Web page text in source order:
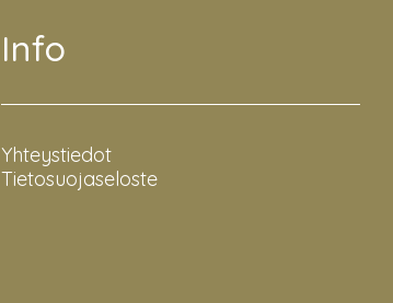
Info
Yhteystiedot
Tietosuojaseloste